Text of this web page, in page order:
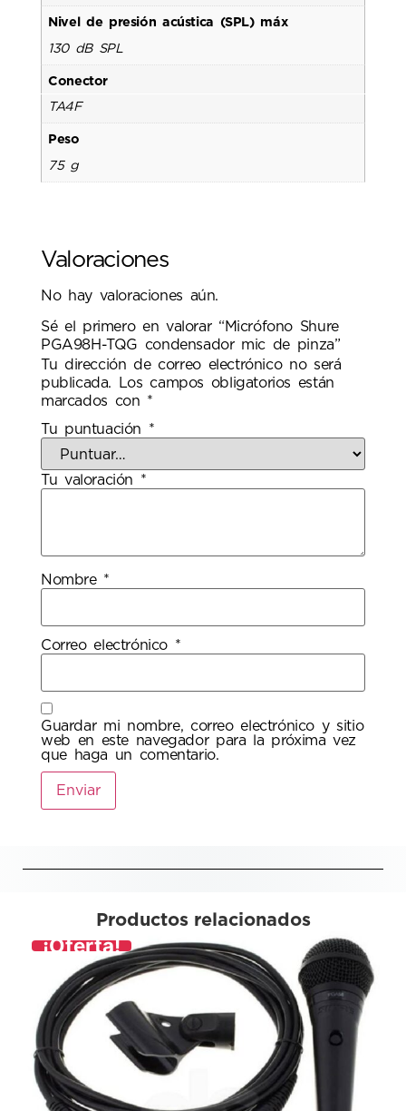
Nivel de presión acústica (SPL) máx
130 dB SPL
Conector
TA4F
Peso
75 g
Valoraciones
No hay valoraciones aún.
Sé el primero en valorar “Micrófono Shure
PGA98H-TQG condensador mic de pinza”
Tu dirección de correo electrónico no será
publicada.
Los campos obligatorios están
marcados con *
Tu puntuación *
Tu valoración *
Nombre *
Correo electrónico *
Guardar mi nombre, correo electrónico y sitio
web en este navegador para la próxima vez
que haga un comentario.
Productos relacionados
¡Oferta!